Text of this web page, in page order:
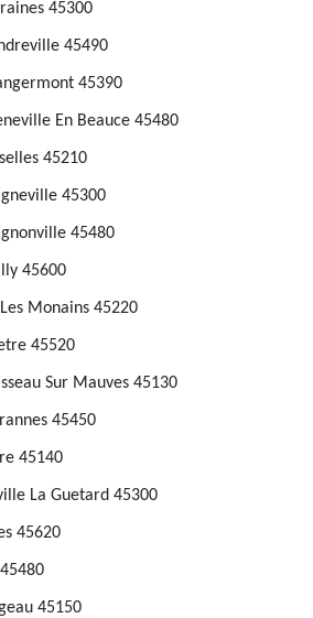
45300
45490
45390
En Beauce 45480
45210
45300
45480
45600
Monains 45220
45520
Sur Mauves 45130
45450
45140
La Guetard 45300
45620
45150